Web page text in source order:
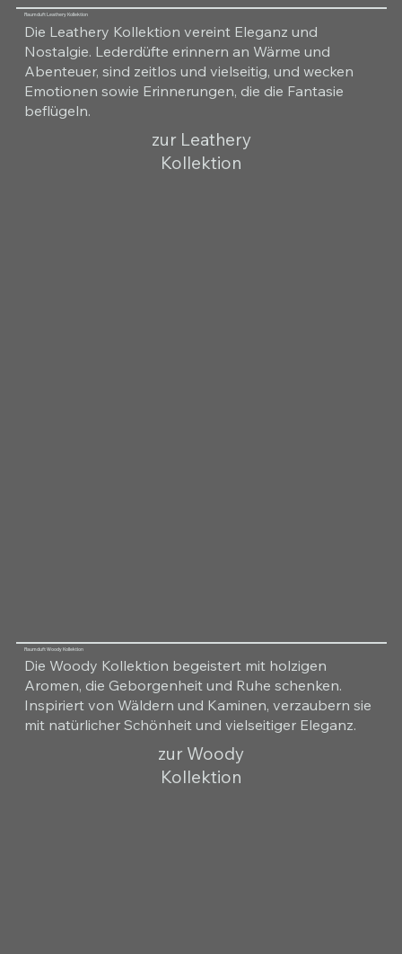
Raumduft Leathery Kollektion
Die Leathery Kollektion vereint Eleganz und
Nostalgie. Lederdüfte erinnern an Wärme und
Abenteuer, sind zeitlos und vielseitig, und wecken
Emotionen sowie Erinnerungen, die die Fantasie
beflügeln.
zur Leathery
Kollektion
Raumduft Woody Kollektion
Die Woody Kollektion begeistert mit holzigen
Aromen, die Geborgenheit und Ruhe schenken.
Inspiriert von Wäldern und Kaminen, verzaubern sie
mit natürlicher Schönheit und vielseitiger Eleganz.
zur Woody
Kollektion